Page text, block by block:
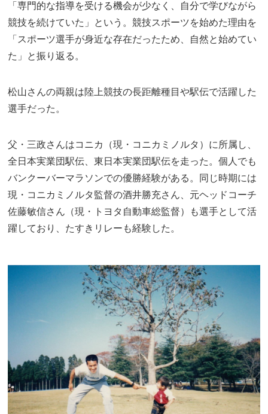
「専門的な指導を受ける機会が少なく、自分で学びながら
競技を続けていた」という。競技スポーツを始めた理由を
「スポーツ選手が身近な存在だったため、自然と始めてい
た」と振り返る。
松山さんの両親は陸上競技の長距離種目や駅伝で活躍した
選手だった。
父・三政さんはコニカ（現・コニカミノルタ）に所属し、
全日本実業団駅伝、東日本実業団駅伝を走った。個人でも
バンクーバーマラソンでの優勝経験がある。同じ時期には
現・コニカミノルタ監督の酒井勝充さん、元ヘッドコーチ
佐藤敏信さん（現・トヨタ自動車総監督）も選手として活
躍しており、たすきリレーも経験した。